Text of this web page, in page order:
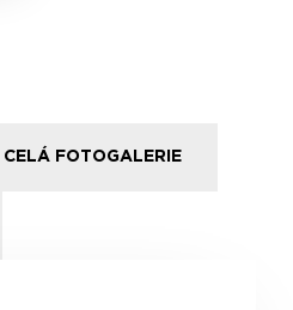
CELÁ FOTOGALERIE